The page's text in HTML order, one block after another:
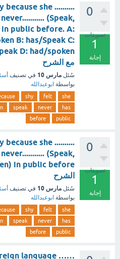
0
تصويتات
1
إجابة
because she ..........
(Speak,
in public before. A:
B: has/Speak C:
مع الشرح
سُئل مارس 10 في تصنيف
بواسطة ابوعبدالله
she
felt
shy
has
never
speak
public
before
0
تصويتات
1
إجابة
because she ..........
(Speak,
الشرح
سُئل مارس 10 في تصنيف
بواسطة ابوعبدالله
she
felt
shy
has
never
speak
public
before